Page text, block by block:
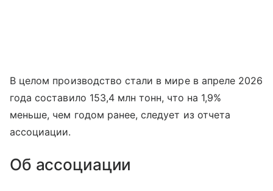
В целом производство стали в мире в апреле 2026
года составило 153,4 млн тонн, что на 1,9%
меньше, чем годом ранее, следует из отчета
ассоциации.
Об ассоциации